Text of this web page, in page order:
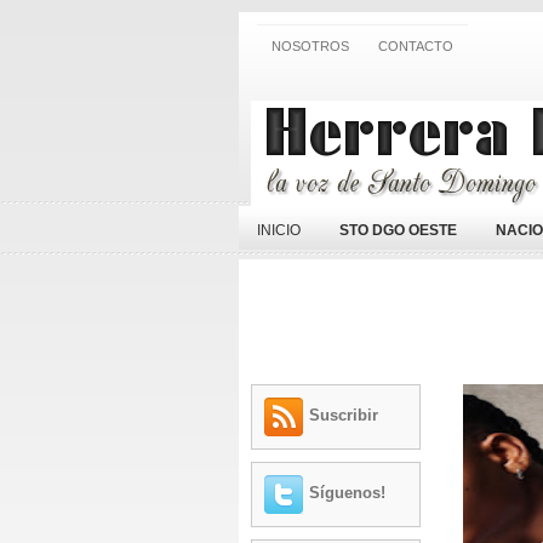
NOSOTROS CONTACTO
INICIO STO DGO OESTE
Suscribir
Síguenos!